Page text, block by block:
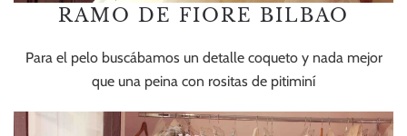
RAMO DE FIORE BILBAO
Para el pelo buscábamos un detalle coqueto y nada mejor
que una peina con rositas de pitiminí